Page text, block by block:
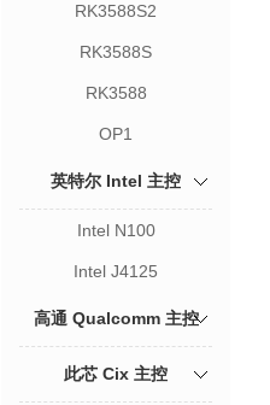
RK3588S2
RK3588S
RK3588
OP1
英特尔 Intel 主控
Intel N100
Intel J4125
高通 Qualcomm 主控
此芯 Cix 主控